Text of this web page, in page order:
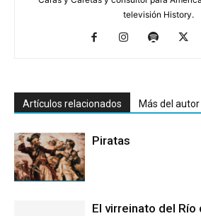
televisión History.
Artículos relacionados Más del autor
Piratas
El virreinato del Río